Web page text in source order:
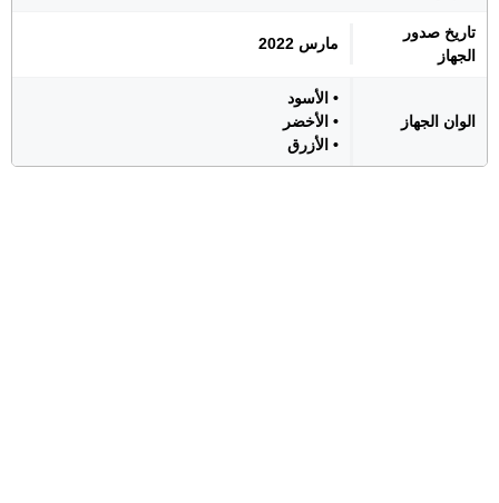
تاريخ صدور
الجهاز
مارس 2022
الوان الجهاز
• الأسود
• الأخضر
• الأزرق